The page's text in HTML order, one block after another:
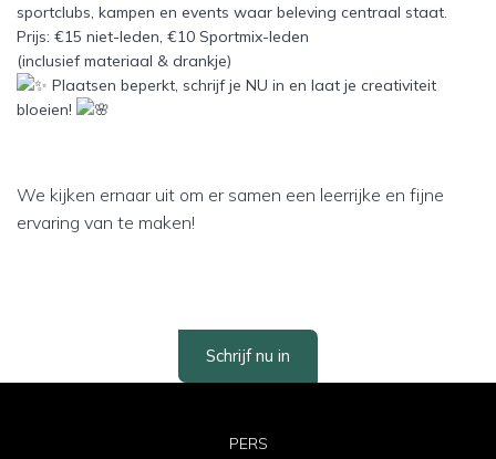
sportclubs, kampen en events waar beleving centraal staat.
Prijs: €15 niet-leden, €10 Sportmix-leden
(inclusief materiaal & drankje)
Plaatsen beperkt, schrijf je NU in en laat je creativiteit
bloeien!
We kijken ernaar uit om er samen een leerrijke en fijne
ervaring van te maken!
Schrijf nu in
PERS